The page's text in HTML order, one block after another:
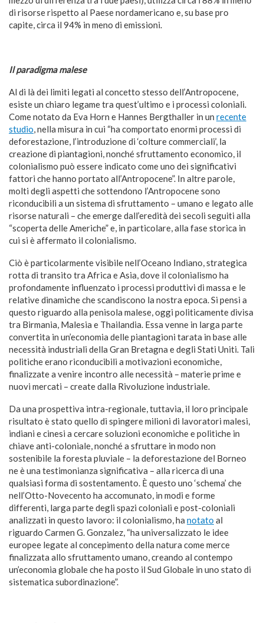
di risorse rispetto al Paese nordamericano e, su base pro
capite, circa il 94% in meno di emissioni.
Il paradigma malese
Al di là dei limiti legati al concetto stesso dell’Antropocene,
esiste un chiaro legame tra quest’ultimo e i processi coloniali.
Come notato da Eva Horn e Hannes Bergthaller in un recente
studio, nella misura in cui “ha comportato enormi processi di
deforestazione, l’introduzione di ‘colture commerciali’, la
creazione di piantagioni, nonché sfruttamento economico, il
colonialismo può essere indicato come uno dei significativi
fattori che hanno portato all’Antropocene”. In altre parole,
molti degli aspetti che sottendono l’Antropocene sono
riconducibili a un sistema di sfruttamento – umano e legato alle
risorse naturali – che emerge dall’eredità dei secoli seguiti alla
“scoperta delle Americhe” e, in particolare, alla fase storica in
cui si è affermato il colonialismo.
Ciò è particolarmente visibile nell’Oceano Indiano, strategica
rotta di transito tra Africa e Asia, dove il colonialismo ha
profondamente influenzato i processi produttivi di massa e le
relative dinamiche che scandiscono la nostra epoca. Si pensi a
questo riguardo alla penisola malese, oggi politicamente divisa
tra Birmania, Malesia e Thailandia. Essa venne in larga parte
convertita in un’economia delle piantagioni tarata in base alle
necessità industriali della Gran Bretagna e degli Stati Uniti. Tali
politiche erano riconducibili a motivazioni economiche,
finalizzate a venire incontro alle necessità – materie prime e
nuovi mercati – create dalla Rivoluzione industriale.
Da una prospettiva intra-regionale, tuttavia, il loro principale
risultato è stato quello di spingere milioni di lavoratori malesi,
indiani e cinesi a cercare soluzioni economiche e politiche in
chiave anti-coloniale, nonché a sfruttare in modo non
sostenibile la foresta pluviale – la deforestazione del Borneo
ne è una testimonianza significativa – alla ricerca di una
qualsiasi forma di sostentamento. È questo uno ‘schema’ che
nell’Otto-Novecento ha accomunato, in modi e forme
differenti, larga parte degli spazi coloniali e post-coloniali
analizzati in questo lavoro: il colonialismo, ha notato al
riguardo Carmen G. Gonzalez, “ha universalizzato le idee
europee legate al concepimento della natura come merce
finalizzata allo sfruttamento umano, creando al contempo
un’economia globale che ha posto il Sud Globale in uno stato di
sistematica subordinazione”.